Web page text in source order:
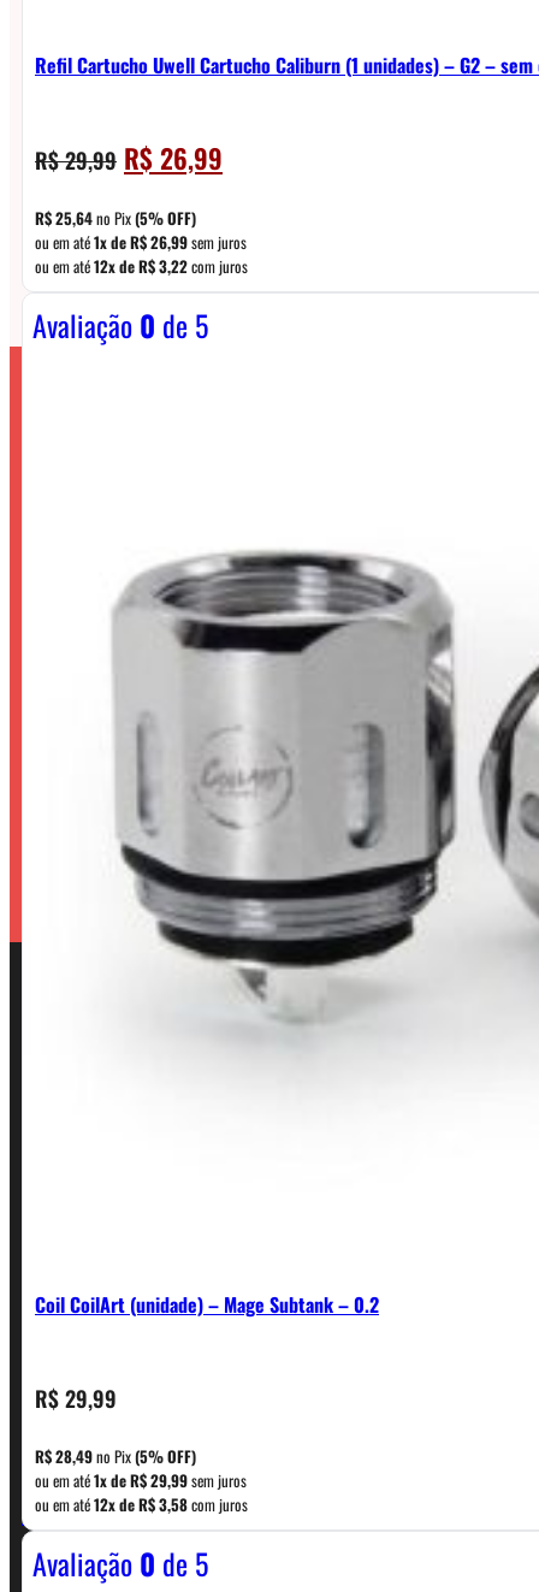
Refil Cartucho Uwell Cartucho Caliburn (1 unidades) – G2 –
R$29,99 O
preço
original
era:
R$ 29,99.
R$26,99
preço
é:
R$ 26,99.
R$25,64no Pix(5% OFF)
ou em até1x deR$26,99sem juros
ou em até12x deR$3,22com juros
Avaliação0 de 5
Coil CoilArt (unidade) – Mage Subtank – 0.2
R$29,99
R$28,49no Pix(5% OFF)
ou em até1x deR$29,99sem juros
ou em até12x deR$3,58com juros
Avaliação0 de 5
CONTATO
WhatsApp: (11) 5229-0120